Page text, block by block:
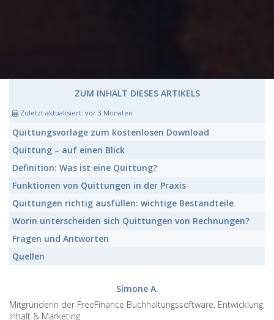
ZUM INHALT DIESES ARTIKELS
Zuletzt aktualisiert: vor 3 Monaten
Quittungsvorlage zum kostenlosen Download
Quittung – auf einen Blick
Definition: Was ist eine Quittung?
Funktionen von Quittungen in der Praxis
Quittungen richtig ausfüllen: wichtige Bestandteile
Worin unterscheiden sich Quittungen von Rechnungen?
Fragen und Antworten
Quellen
Simone A.
Mitgründerin der FreeFinance Buchhaltungssoftware, Entwicklung,
Inhalt & Marketing